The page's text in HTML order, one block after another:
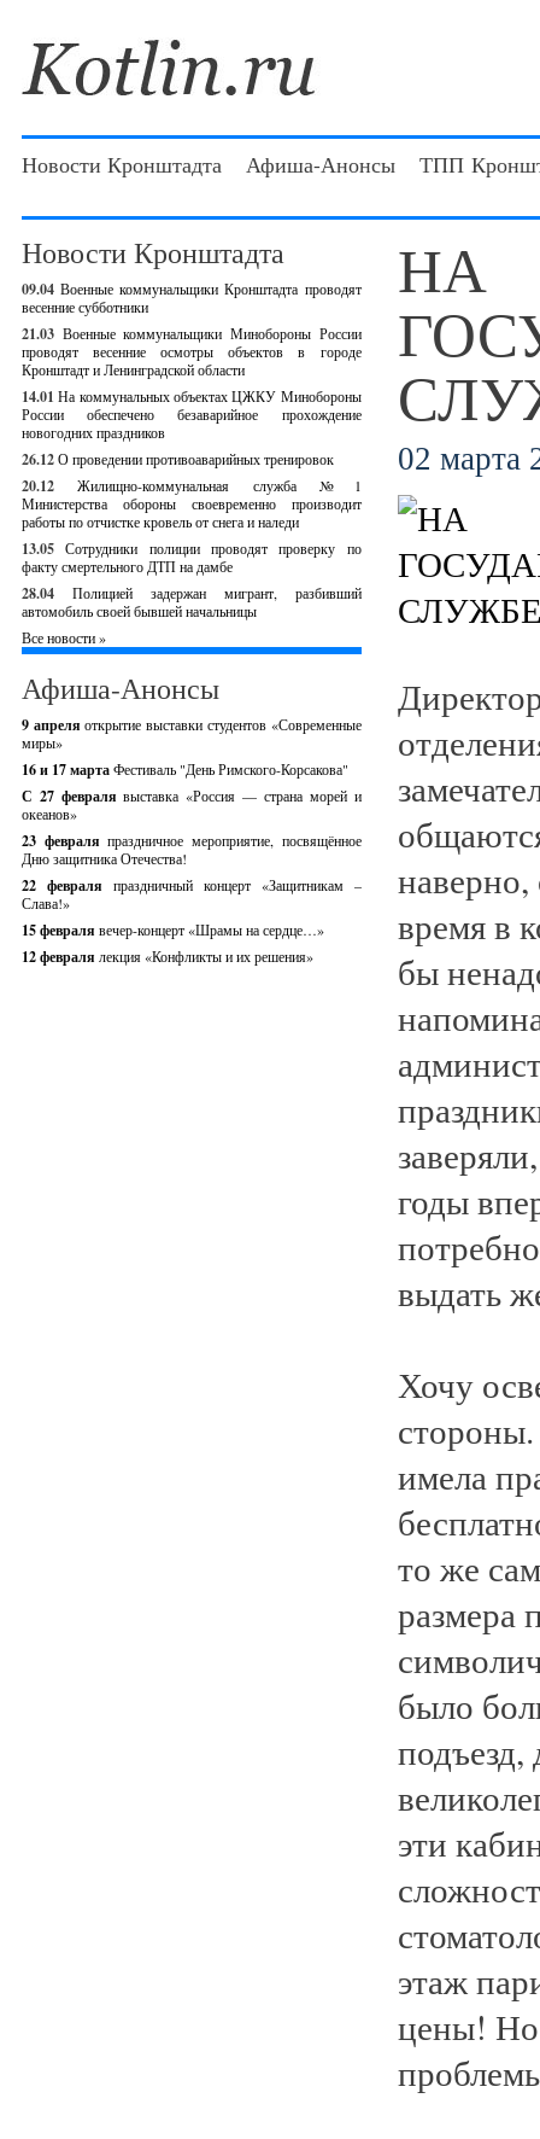
Новости Кронштадта Афиша-Анонсы ТПП
Новости Кронштадта
09.04 Военные коммунальщики Кронштадта проводят
весенние субботники
21.03 Военные коммунальщики Минобороны России
проводят весенние осмотры объектов в городе
Кронштадт и Ленинградской области
14.01 На коммунальных объектах ЦЖКУ Минобороны
России обеспечено безаварийное прохождение
новогодних праздников
26.12О проведении противоаварийных тренировок
20.12
Жилищно-коммунальная служба №1
Министерства обороны своевременно производит
работы по отчистке кровель от снега и наледи
13.05 Сотрудники полиции проводят проверку по
факту смертельного ДТП на дамбе
28.04
Полицией задержан мигрант, разбивший
автомобиль своей бывшей начальницы
Все новости »
Афиша-Анонсы
9 апреляоткрытие выставки студентов «Современные
миры»
16 и 17 мартаФестиваль "День Римского-Корсакова"
С 27 февралявыставка «Россия — страна морей и
океанов»
23 февраляпраздничное мероприятие, посвящённое
Дню защитника Отечества!
22 февраля праздничный концерт «Защитникам –
Слава!»
15 февраля вечер-концерт «Шрамы на сердце…»
12 февраля лекция «Конфликты и их решения»
НА
02 марта
время в
бы
годы
выдать
Хочу
имела
то же
размера
было
эти
этаж
цены! Но